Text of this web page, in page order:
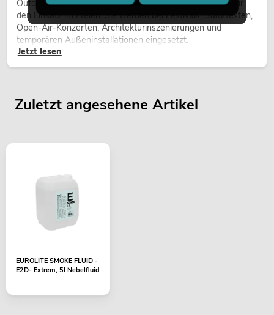
Outdoor Moving-Heads sind bewegliche Scheinwerfer für
den Einsatz im Freien. Sie werden bei Festivals, Stadtfesten,
Open-Air-Konzerten, Architekturinszenierungen und
temporären Außeninstallationen eingesetzt.
Jetzt lesen
Zuletzt angesehene Artikel
EUROLITE SMOKE FLUID -
E2D- Extrem, 5l Nebelfluid